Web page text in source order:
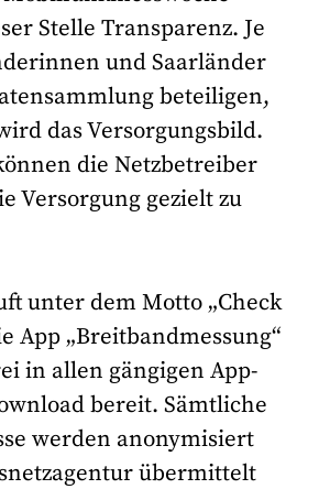
Stelle Transparenz. Je
und Saarländer
beteiligen,
das Versorgungsbild.
die Netzbetreiber
Versorgung gezielt zu
unter dem Motto „Check
App „Breitbandmessung“
in allen gängigen App-
bereit. Sämtliche
werden anonymisiert
übermittelt